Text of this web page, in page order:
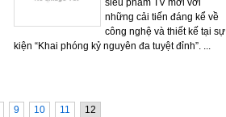
siêu phẩm TV mới với
những cải tiến đáng kể về
công nghệ và thiết kế tại sự
kiện “Khai phóng kỷ nguyên đa tuyệt đỉnh”. ...
9 10 11 12